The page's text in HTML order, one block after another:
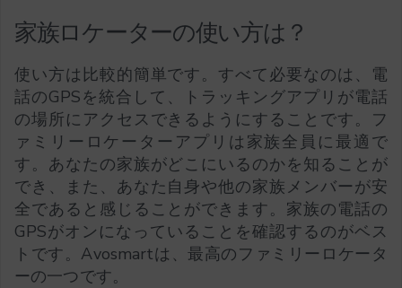
家族ロケーターの使い方は？
使い方は比較的簡単です。すべて必要なのは、電
話のGPSを統合して、トラッキングアプリが電話
の場所にアクセスできるようにすることです。フ
ァミリーロケーターアプリは家族全員に最適で
す。あなたの家族がどこにいるのかを知ることが
でき、また、あなた自身や他の家族メンバーが安
全であると感じることができます。家族の電話の
GPSがオンになっていることを確認するのがベス
トです。Avosmartは、最高のファミリーロケータ
ーの一つです。